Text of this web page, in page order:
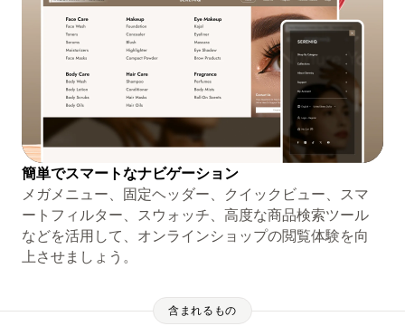
簡単でスマートなナビゲーション
メガメニュー、固定ヘッダー、クイックビュー、スマ
ートフィルター、スウォッチ、高度な商品検索ツール
などを活用して、オンラインショップの閲覧体験を向
上させましょう。
含まれるもの